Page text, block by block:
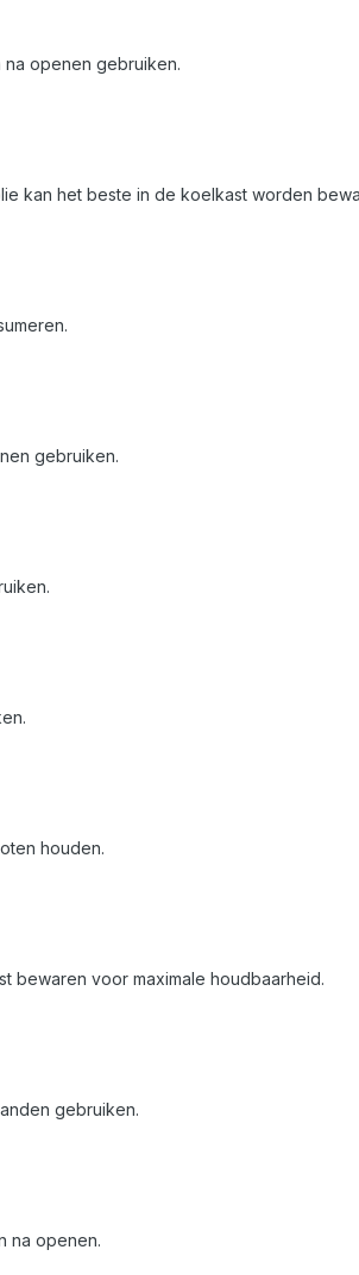
openen gebruiken.
kan het beste in de koelkast worden
gebruiken.
houden.
bewaren voor maximale houdbaarheid.
gebruiken.
na openen.